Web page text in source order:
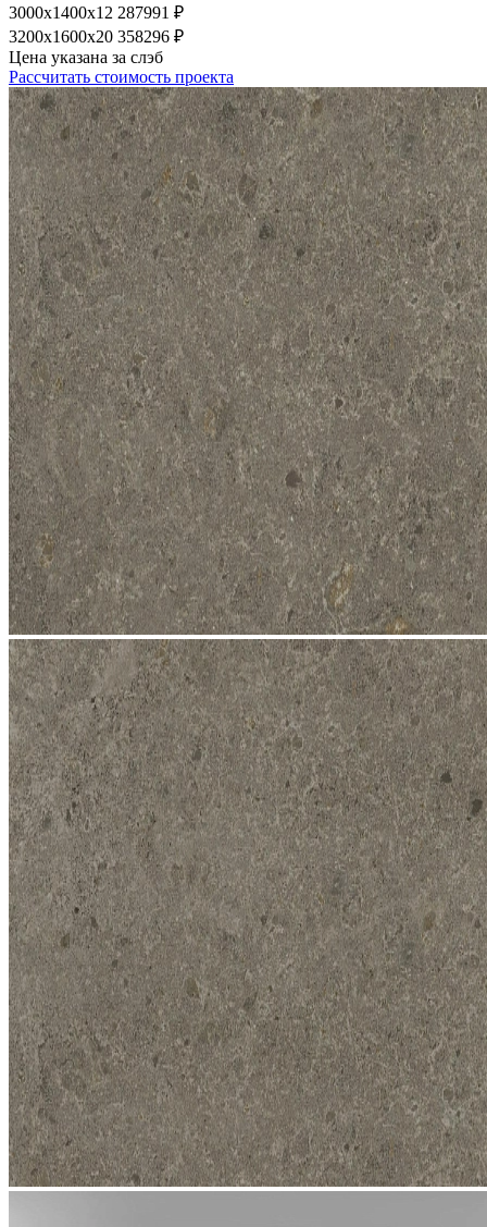
3000х1400х12 287991 ₽
3200х1600х20 358296 ₽
Цена указана за слэб
Рассчитать стоимость проекта